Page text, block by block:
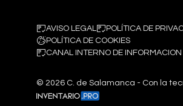
AVISO LEGAL
POLÍTICA DE
POLÍTICA DE COOKIES
CANAL INTERNO DE INFORMACION
© 2026 C. de Salamanca - Con la